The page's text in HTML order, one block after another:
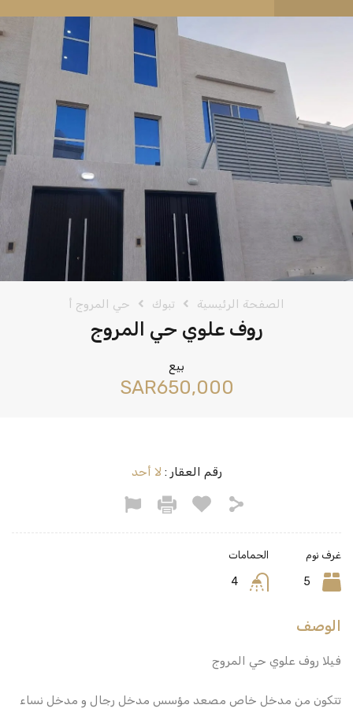
الصفحة الرئيسية تبوك حي المروج أ
روف علوي حي المروج
بيع
‪SAR650,000
رقم العقار : لا أحد
غرف نوم
5
الحمامات
4
الوصف
فيلا روف علوي حي المروج
تتكون من مدخل خاص مصعد مؤسس مدخل رجال و مدخل نساء